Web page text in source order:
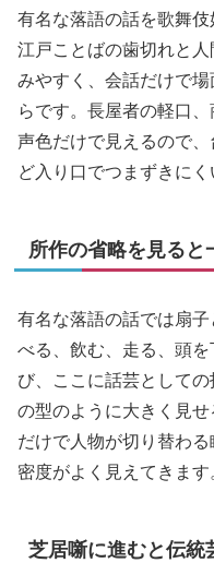
有名な落語の話を歌舞伎
江戸ことばの歯切れと
みやすく、会話だけで
らです。長屋者の軽口
声色だけで見えるので
ど入り口でつまずきにく
所作の省略を見ると
有名な落語の話では扇
べる、飲む、走る、頭
び、ここに話芸として
の型のように大きく見
だけで人物が切り替わ
密度がよく見えてきます
芝居噺に進むと伝統